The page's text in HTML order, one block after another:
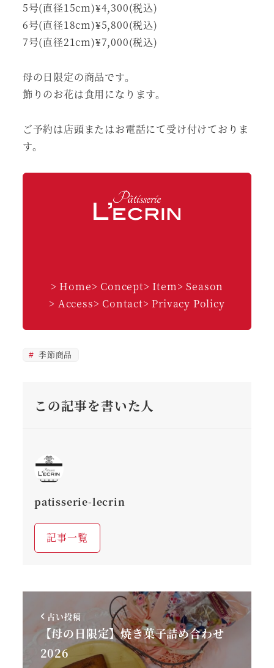
5号(直径15cm)¥4,300(税込)
6号(直径18cm)¥5,800(税込)
7号(直径21cm)¥7,000(税込)
母の日限定の商品です。
飾りのお花は食用になります。
ご予約は店頭またはお電話にて受け付けておりま
す。
> Home> Concept> Item> Season
> Access> Contact> Privacy Policy
季節商品
この記事を書いた人
patisserie-lecrin
記事一覧
古い投稿
【母の日限定】焼き菓子詰め合わせ
2026